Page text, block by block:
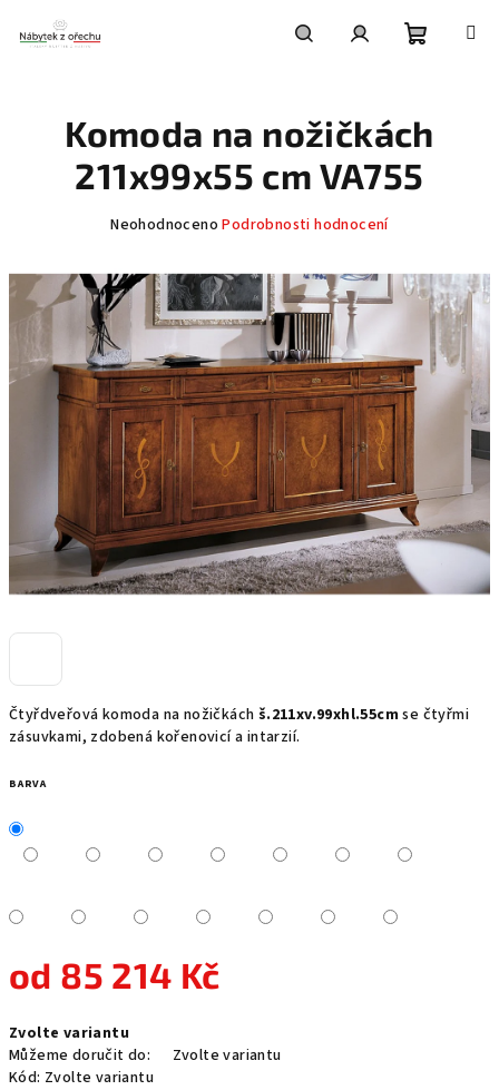
obsah
košík
Čtyřdveřová komoda na nožičkách š.211xv.99xhl.55cm se čtyřmi
zásuvkami, zdobená kořenovicí a intarzií.
BARVA
od 85 214 Kč
cena:
Zvolte variantu
Můžeme doručit do:
Zvolte variantu
Kód: Zvolte variantu
Komoda na nožičkách
211x99x55 cm VA755
Průměrné
produktu
je
0,0
z
5
hvězdiček.
Neohodnoceno Podrobnosti hodnocení